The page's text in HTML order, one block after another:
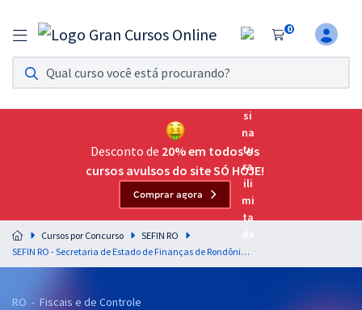
0
Assinatura Ilimitada 11
Acesso a todos os cursos. Teste grátis por 7 dias!
Assinatura OAB Até Passar
Acesso ilimitado a toda preparação para o Exame da
Residências Multiprofissionais
Preparação completa e intensiva para as principais
residências em saúde do Brasil
Desconto de 20% em todos os
cursos avulsos do site SÓ HOJE!
Comprar agora
Cursos por Concurso
SEFIN RO
SEFIN RO - Secretaria de Estado de Finanças de Rondônia - Legislação Tributária para o cargo de Auditor-Fiscal do Tesouro Estadual - Professor Vilson Cortez
RO - Fiscais e de Controle